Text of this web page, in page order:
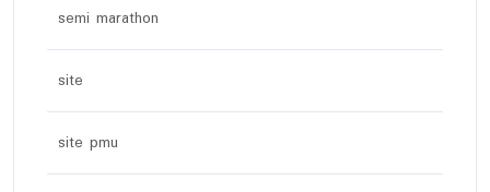
semi marathon
site
site pmu